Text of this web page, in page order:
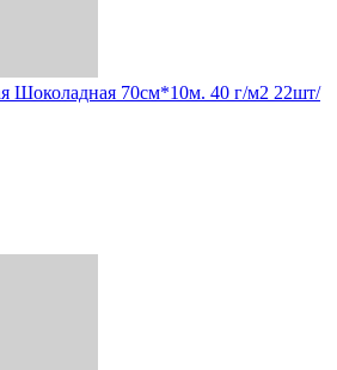
Шоколадная 70см*10м. 40 г/м2 22шт/